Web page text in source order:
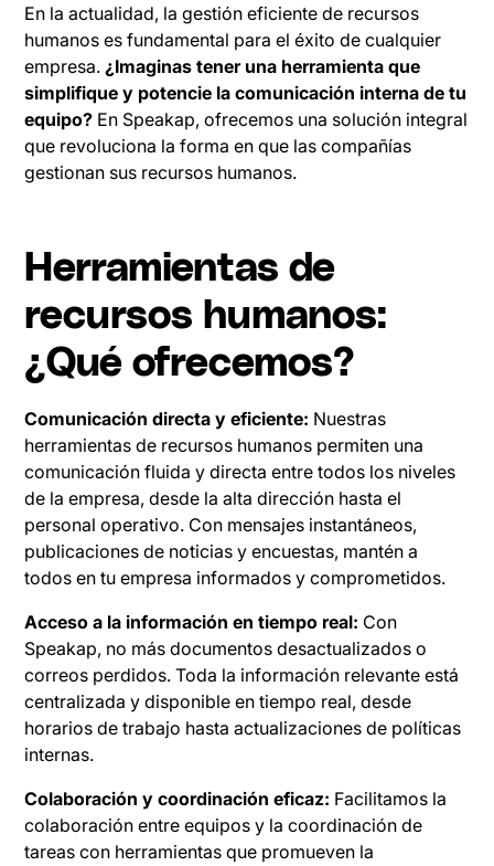
En la actualidad, la gestión eficiente de recursos
humanos es fundamental para el éxito de cualquier
empresa.¿Imaginas tener una herramienta que
simplifique y potencie la comunicación interna de tu
equipo? En Speakap, ofrecemos una solución integral
que revoluciona la forma en que las compañías
gestionan sus recursos humanos.
Herramientas de
recursos humanos:
¿Qué ofrecemos?
Comunicación directa y eficiente: Nuestras
herramientas de recursos humanos permiten una
comunicación fluida y directa entre todos los niveles
de la empresa, desde la alta dirección hasta el
personal operativo. Con mensajes instantáneos,
publicaciones de noticias y encuestas, mantén a
todos en tu empresa informados y comprometidos.
Acceso a la información en tiempo real: Con
Speakap, no más documentos desactualizados o
correos perdidos. Toda la información relevante está
centralizada y disponible en tiempo real, desde
horarios de trabajo hasta actualizaciones de políticas
internas.
Colaboración y coordinación eficaz: Facilitamos la
colaboración entre equipos y la coordinación de
tareas con herramientas que promueven la